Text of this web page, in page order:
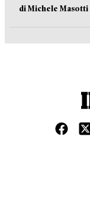
di Michele Masotti